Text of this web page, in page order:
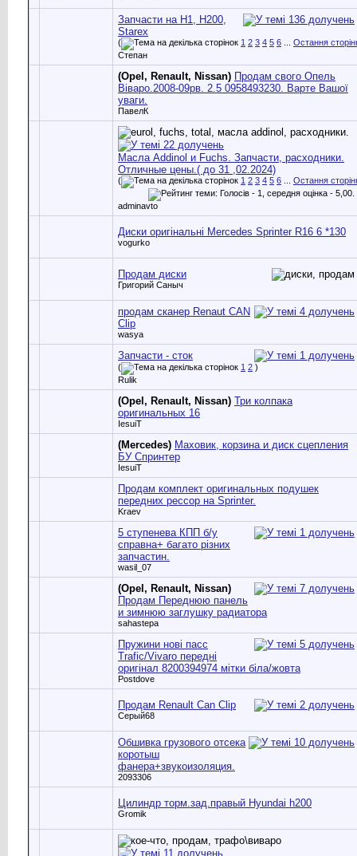
Запчасти на Н1, Н200,
Starex
( 1 2 3 4 5 6
Остання
Степан
(Opel, Renault, Nissan) Продам свого Опель
Віваро.2008-09рв. 2.5 0958493230. Варте Вашої
уваги.
ПавелК
Масла Addinol и Fuchs. Запчасти, расходники.
Отличные цены.( до 31 ,02.2024)
( 1 2 3 4 5 6 Остання
adminavto
Диски оригінальні Mercedes Sprinter R16 6 *130
vogurko
Продам диски
Григорий Саныч
продам сканер Renaut CAN
Clip
wasya
Запчасти - сток
( 1 2 )
Rulik
(Opel, Renault, Nissan) Три колпака
оригинальных 16
IesuiT
(Mercedes) Маховик, корзина и диск сцепления
БУ Спринтер
IesuiT
Продам комплект оригинальных подушек
передних рессор на Sprinter.
Kraev
5 ступенева КПП б/у
справна+ багато різних
запчастин.
wasil_07
(Opel, Renault, Nissan)
Продам Переднюю панель
и зимнюю заглушку радиатора
sahastepa
Пружини нові пасс
Trafic/Vivaro передні
оригінал 8200394974 мітки біла/жовта
Postdove
Продам Renault Can Clip
Серый68
Обшивка грузового отсека
коротыш
фанера+звукоизоляция.
2093306
Цилиндр торм.зад.правый Hyundai h200
Gromik